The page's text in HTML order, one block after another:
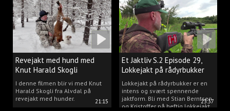
21:15
Revejakt med hund med
Knut Harald Skogli
I denne filmen blir vi med Knut
Harald Skogli fra Alvdal på
revejakt med hunder.
23:37
Et Jaktliv S.2 Episode 29,
Lokkejakt på rådyrbukker
med Stian og Kristoffer
Lokkejakt på rådyrbukker er en
intens og svært spennende
jaktform. Bli med Stian Berntsen
og Kristoffer på heftig lokkejakt.